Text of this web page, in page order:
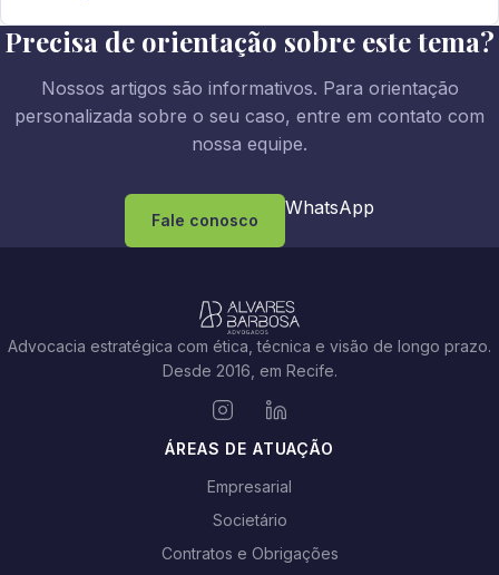
Precisa de orientação sobre este tema?
Nossos artigos são informativos. Para orientação
personalizada sobre o seu caso, entre em contato com
nossa equipe.
Fale conosco
WhatsApp
Advocacia estratégica com ética, técnica e visão de longo prazo.
Desde 2016, em Recife.
ÁREAS DE ATUAÇÃO
Empresarial
Societário
Contratos e Obrigações